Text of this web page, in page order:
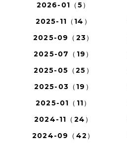
2026-01（5）
2025-11（14）
2025-09（23）
2025-07（19）
2025-05（25）
2025-03（19）
2025-01（11）
2024-11（24）
2024-09（42）